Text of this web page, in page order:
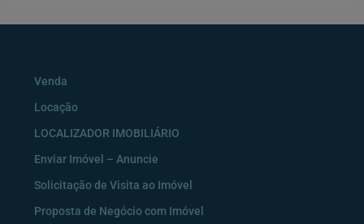
Venda
Locação
LOCALIZADOR IMOBILIÁRIO
Enviar Imóvel – Anuncie
Solicitação de Visita ao Imóvel
Proposta de Negócio com Imóvel